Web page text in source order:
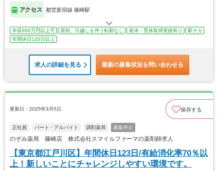
アクセス 都営新宿線 篠崎駅
年収600万円以上可 原則、引越しを伴う転勤なし 産休・育休取得実績有り
駅チカ
年間休日120日以上
求人の詳細を見る 最新の募集状況を問い合わせる
更新日：2025年3月5日 保存する
正社員 パート・アルバイト 調剤薬局 募集停止
のぞみ薬局 篠崎店 株式会社スマイルファーマの薬剤師求人
【東京都江戸川区】年間休日123日/有給消化率70％以
上！新しいことにチャレンジしやすい環境です。